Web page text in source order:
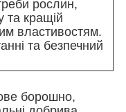
рослин,
та кращій
властивостям.
та безпечний
борошно,